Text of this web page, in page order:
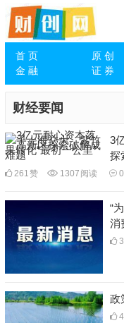
首 页 原 创
金 融
证 券
财经要闻
3
探
261赞 1307 阅读 0
“
消
政